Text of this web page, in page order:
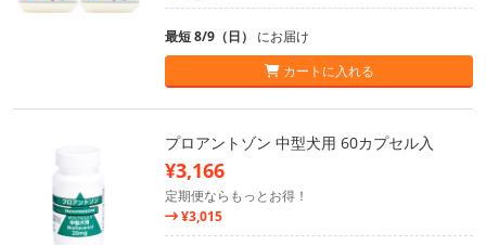
最短 8/9（日） にお届け
カートに入れる
プロアントゾン 中型犬用 60カプセル入
¥3,166
定期便ならもっとお得！
¥3,015